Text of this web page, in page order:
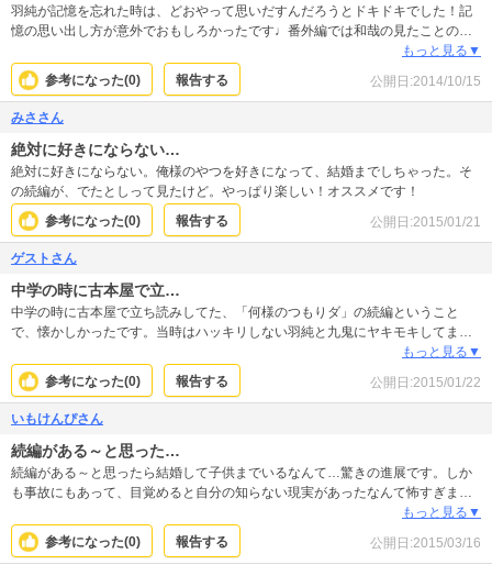
羽純が記憶を忘れた時は、どおやって思いだすんだろうとドキドキでした！記
憶の思い出し方が意外でおもしろかったです♩番外編では和哉の見たことのな
もっと見る▼
参考になった(0) 報告する 公開日:2014/10/15
みささん
絶対に好きにならない…
絶対に好きにならない。俺様のやつを好きになって、結婚までしちゃった。そ
の続編が、でたとしって見たけど。やっぱり楽しい！オススメです！
参考になった(0) 報告する 公開日:2015/01/21
ゲストさん
中学の時に古本屋で立…
中学の時に古本屋で立ち読みしてた、「何様のつもりダ」の続編ということ
で、懐かしかったです。当時はハッキリしない羽純と九鬼にヤキモキしてまし
たが、葛藤だったり直向きさに、ハラハラしながら読むことができました。ラ
ブラブだった二人に訪れる、羽純の記憶喪失という試練。赤ちゃんの寂しそう
な表情とか、悲しくなったり、嬉しくなったり。楽しませてくれる作品です。
もっと見る▼
参考になった(0) 報告する 公開日:2015/01/22
いもけんぴさん
続編がある～と思った…
続編がある～と思ったら結婚して子供までいるなんて…驚きの進展です。しか
も事故にもあって、目覚めると自分の知らない現実があったなんて怖すぎま
もっと見る▼
参考になった(0) 報告する 公開日:2015/03/16